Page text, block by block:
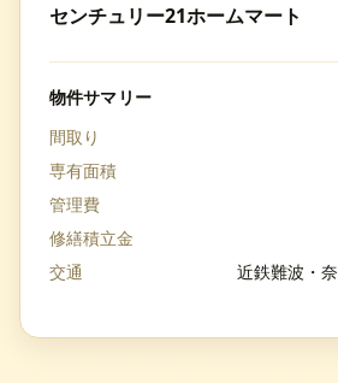
センチュリー21ホームマート
物件サマリー
間取り
専有面積
管理費
修繕積立金
交通
近鉄難波・